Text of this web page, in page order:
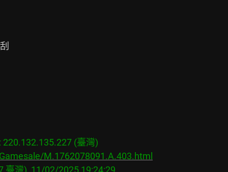
(臺灣)
M.1762078091.A.403.html